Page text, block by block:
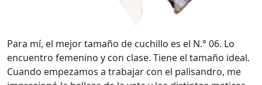
Para mí, el mejor tamaño de cuchillo es el N.° 06. Lo
encuentro femenino y con clase. Tiene el tamaño ideal.
Cuando empezamos a trabajar con el palisandro, me